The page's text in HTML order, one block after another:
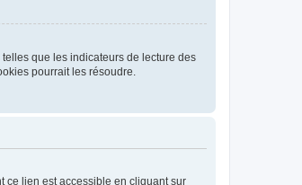
que les indicateurs de lecture des
pourrait les résoudre.
ce lien est accessible en cliquant sur